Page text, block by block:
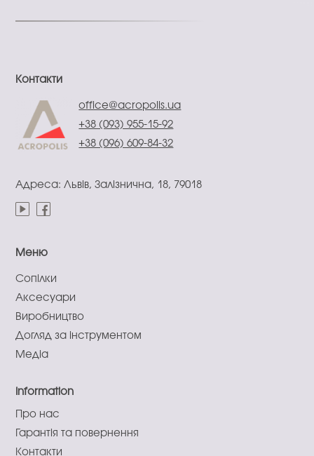
Контакти
office@acropolis.ua
+38 (093) 955-15-92
+38 (096) 609-84-32
Адреса: Львів, Залізнична, 18, 79018
Меню
Сопілки
Аксесуари
Виробництво
Догляд за інструментом
Медіа
Information
Про нас
Гарантія та повернення
Контакти